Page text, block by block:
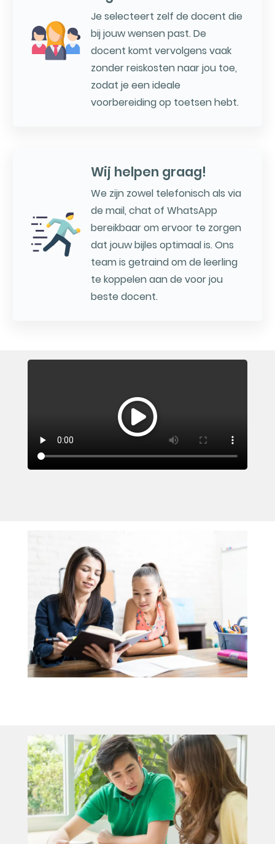
Je selecteert zelf de docent die
bij jouw wensen past. De
docent komt vervolgens vaak
zonder reiskosten naar jou toe,
zodat je een ideale
voorbereiding op toetsen hebt.
Wij helpen graag!
We zijn zowel telefonisch als via
de mail, chat of WhatsApp
bereikbaar om ervoor te zorgen
dat jouw bijles optimaal is. Ons
team is getraind om de leerling
te koppelen aan de voor jou
beste docent.